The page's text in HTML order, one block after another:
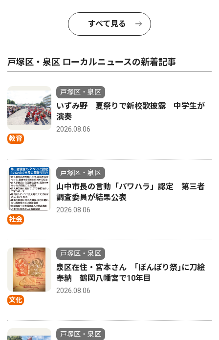
すべて見る
戸塚区・泉区 ローカルニュースの新着記事
教育
戸塚区・泉区
いずみ野 夏祭りで新校歌披露 中学生が
演奏
2026.08.06
社会
戸塚区・泉区
山中市長の言動「パワハラ」認定 第三者
調査委員が結果公表
2026.08.06
文化
戸塚区・泉区
泉区在住・宮本さん ｢ぼんぼり祭｣に刀絵
奉納 鶴岡八幡宮で10年目
2026.08.06
戸塚区・泉区